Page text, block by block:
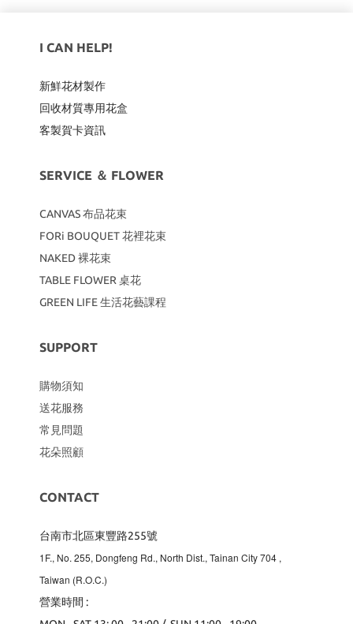
I CAN HELP!
新鮮花材製作
回收材質專用花盒
客製賀卡資訊
SERVICE ＆ FLOWER
CANVAS布品花束
FORi BOUQUET 花裡花束
NAKED 裸花束
TABLE FLOWER 桌花
GREEN LIFE 生活花藝課程
SUPPORT
購物須知
送花服務
常見問題
花朵照顧
CONTACT
台南市北區東豐路255號
1F., No. 255, Dongfeng Rd., North Dist., Tainan City 704 ,
Taiwan (R.O.C.)
營業時間 :